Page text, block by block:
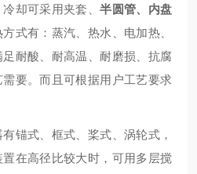
冷却可采用夹套、半 圆管、内盘
式有：蒸汽、 热水、 电加热、
足耐酸、耐高温、耐磨损、抗腐
要。而且可根据用户工艺要求
锚式、框式、桨式、涡轮式，
在高径比较大时，可用多层搅